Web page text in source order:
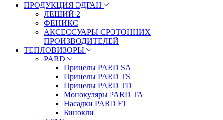
ПРОДУКЦИЯ ЭДГАН
ЛЕШИЙ 2
ФЕНИКС
АКСЕССУАРЫ СРОТОННИХ
ПРОИЗВОДИТЕЛЕЙ
ТЕПЛОВИЗОРЫ
PARD
Прицелы PARD SA
Прицелы PARD TS
Прицелы PARD TD
Монокуляры PARD TA
Насадки PARD FT
Бинокли